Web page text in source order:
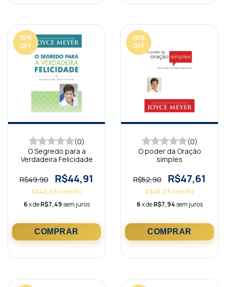
10%
OFF
(0)
O Segredo para a
Verdadeira Felicidade
R$49,90 R$44,91
R$42,66 comPix
6x deR$7,49 sem juros
10%
OFF
(0)
O poder da Oração
simples
R$52,90 R$47,61
R$45,23comPix
6x deR$7,94 sem juros